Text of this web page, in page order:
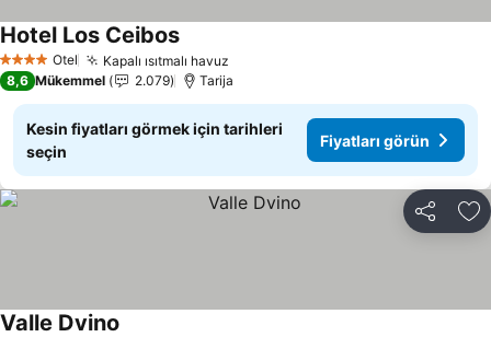
4 Yıldız Otel Kapalı ısıtmalı havuz
Hotel Los Ceibos
8,6 Mükemmel 2.079 Tarija
Kesin fiyatları görmek için tarihleri
seçin
Fiyatları görün
Paylaş
Valle Dvino